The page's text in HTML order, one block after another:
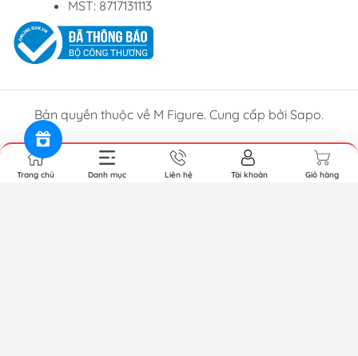
MST: 8717131113
Bản quyền thuộc về M Figure. Cung cấp bởi Sapo.
Trang chủ Danh mục Liên hệ Tài khoản Giỏ hàng